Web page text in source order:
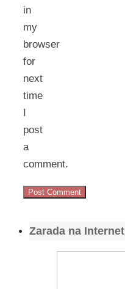
in
my
browser
for
next
time
post
a
comment.
Zarada na